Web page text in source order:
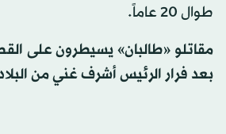
طوال 20 عاماً.
مقاتلو «طالبان» يسيطرون على
بعد فرار الرئيس أشرف غني من